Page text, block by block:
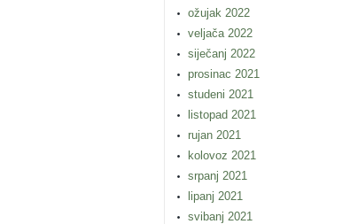
ožujak 2022
veljača 2022
siječanj 2022
prosinac 2021
studeni 2021
listopad 2021
rujan 2021
kolovoz 2021
srpanj 2021
lipanj 2021
svibanj 2021